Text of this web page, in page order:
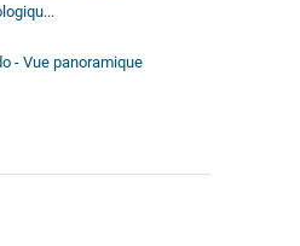
- Vue panoramique